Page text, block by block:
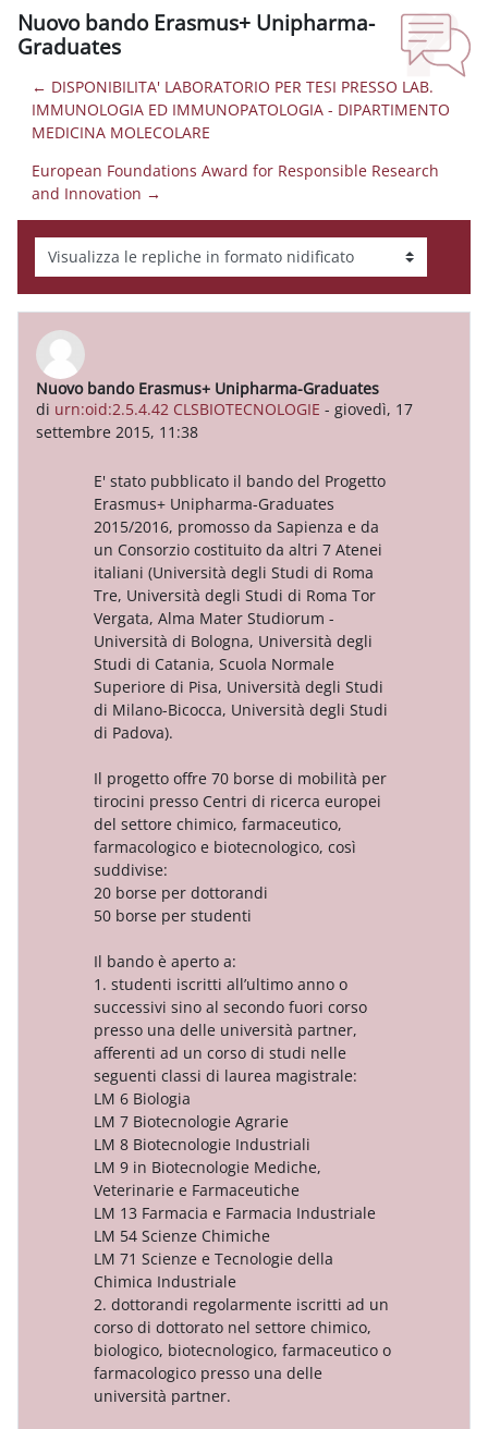
Nuovo bando Erasmus+ Unipharma-
Graduates
← DISPONIBILITA' LABORATORIO PER TESI PRESSO LAB.
IMMUNOLOGIA ED IMMUNOPATOLOGIA - DIPARTIMENTO
MEDICINA MOLECOLARE
European Foundations Award for Responsible Research
and Innovation →
Modalità visualizzazione
Nuovo bando Erasmus+ Unipharma-Graduates
di urn:oid:2.5.4.42 CLSBIOTECNOLOGIE - giovedì, 17
settembre 2015, 11:38
Numero di risposte: 0
E' stato pubblicato il bando del Progetto
Erasmus+ Unipharma-Graduates
2015/2016, promosso da Sapienza e da
un Consorzio costituito da altri 7 Atenei
italiani (Università degli Studi di Roma
Tre, Università degli Studi di Roma Tor
Vergata, Alma Mater Studiorum -
Università di Bologna, Università degli
Studi di Catania, Scuola Normale
Superiore di Pisa, Università degli Studi
di Milano-Bicocca, Università degli Studi
di Padova).
Il progetto offre 70 borse di mobilità per
tirocini presso Centri di ricerca europei
del settore chimico, farmaceutico,
farmacologico e biotecnologico, così
suddivise:
20 borse per dottorandi
50 borse per studenti
Il bando è aperto a:
1. studenti iscritti all’ultimo anno o
successivi sino al secondo fuori corso
presso una delle università partner,
afferenti ad un corso di studi nelle
seguenti classi di laurea magistrale:
LM 6 Biologia
LM 7 Biotecnologie Agrarie
LM 8 Biotecnologie Industriali
LM 9 in Biotecnologie Mediche,
Veterinarie e Farmaceutiche
LM 13 Farmacia e Farmacia Industriale
LM 54 Scienze Chimiche
LM 71 Scienze e Tecnologie della
Chimica Industriale
2. dottorandi regolarmente iscritti ad un
corso di dottorato nel settore chimico,
biologico, biotecnologico, farmaceutico o
farmacologico presso una delle
università partner.